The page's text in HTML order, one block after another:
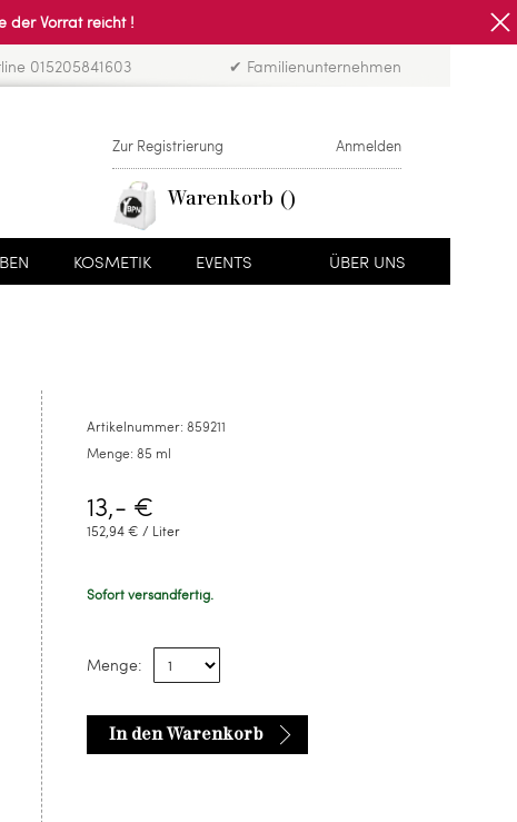
der Vorrat reicht !
015205841603 ✔ Familienunternehmen
Zur Registrierung Anmelden
Warenkorb
KOSMETIK EVENTS ÜBER UNS
Artikelnummer: 859211
Menge: 85 ml
13,- €
152,94 € / Liter
Sofort versandfertig.
Menge:
In den Warenkorb